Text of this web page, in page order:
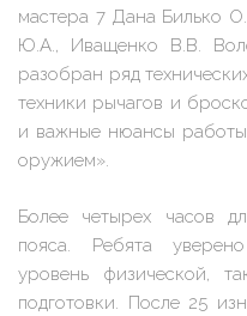
мастера 7 Дана Билько
Ю.А., Иващенко В.В.
разобран ряд
техники рычагов и
и важные нюансы
оружием».
Более четырех часов
пояса. Ребята
уровень физической,
подготовки. После 25